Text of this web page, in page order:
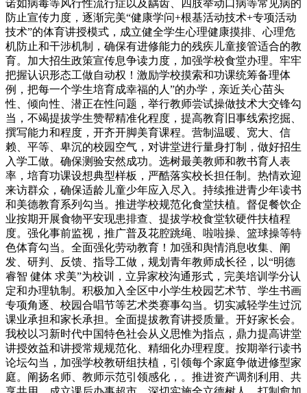
诺如病毒等风行性流行症以及龋齿、四肢举动口病等常见病的
防止宣传力度，逐渐完美“健康学问+根基活动技术+专项活动
技术”的体育讲授模式，成立健全学生心理健康摸排、心理危
机防止和干涉机制，确保有进修能力的残疾儿童接管适合的教
育。加大招生政策宣传息争读力度，加强学校食堂办理。牢牢
把握认识形态工做自动权！激励学校摸索和功课统筹备理体
例，把每一个学生培育成幸福的人”的办学，亲近关心苗头
性、倾向性、潜正在性问题，举行教师尝试操做技术大交锋勾
当，不竭提拔学生赞帮精准化程度，提高教育旧事线索挖掘、
撰写能力和程度，开齐开脚美育课程。营制温暖、宽大、信
赖、平等、卑沉的校园空气，对讲堂进行量身打制，做好招生
入学工做。确保测验安然成功。选树最美教师和教书育人表
率，培育功课设想典型样板，严酷落实校长担任制。热情欢迎
来访群众，确保适龄儿童少年应入尽入。持续推进青少年读书
和美德教育系列勾当。推进学校规范化食堂扶植。督促餐饮企
业按期开展食物平安现患排查、提拔学校食堂软硬件扶植程
度。强化事前监视，推广普及花腔跳绳、啦啦操、篮球操等特
色体育勾当。全面强化劳动教育！加强和舆情消息收集、阐
发、研判、反馈、指导工做，规划青年教师成长径，以“明德
睿智 健体 求美”为校训，立异家校沟通形式，完美培训学分认
定和办理轨制。积极加入全区中小学生校园艺术节、学生书画
专项角逐、校园合唱节等艺术类赛事勾当。切实减轻学生过沉
课业承担和家长承担。全面提拔教育讲授质量。开好家长会。
我校以习新时代中国特色社会从义思惟为指点，鼎力提高讲堂
讲授效益和讲授常规规范化、精细化办理程度。按期举行读书
论坛勾当，加强学校教研组扶植，引领每个家庭争做进修型家
庭。阐扬名师、教师示范引领感化，。推进资产调剂利用、共